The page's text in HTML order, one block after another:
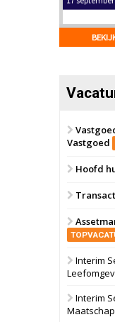
17
6 oktober
22
28
Vastgoed
Hoofd
Interim
Interim